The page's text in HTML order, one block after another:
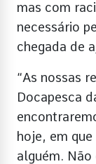
mas com
necessário
chegada de
“As nossas
Docapesca
hoje, em
alguém.